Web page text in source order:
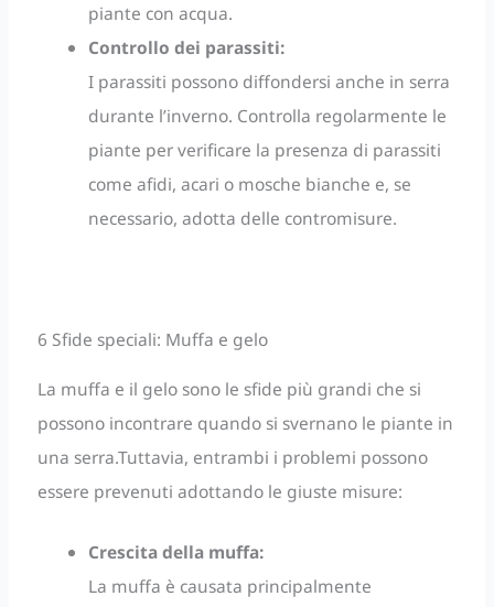
piante con acqua.
Controllo dei parassiti:
I parassiti possono diffondersi anche in serra
durante l’inverno. Controlla regolarmente le
piante per verificare la presenza di parassiti
come afidi, acari o mosche bianche e, se
necessario, adotta delle contromisure.
6 Sfide speciali: Muffa e gelo
La muffa e il gelo sono le sfide più grandi che si
possono incontrare quando si svernano le piante in
una serra.Tuttavia, entrambi i problemi possono
essere prevenuti adottando le giuste misure:
Crescita della muffa:
La muffa è causata principalmente